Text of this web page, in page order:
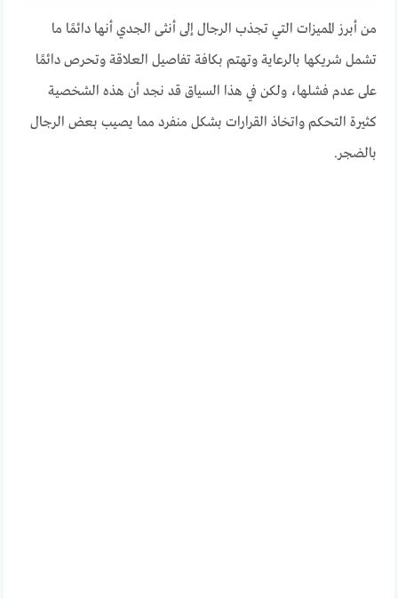
من أبرز المميزات التي تجذب الرجال إلى أنثى الجدي أنها دائمًا ما
تشمل شريكها بالرعاية وتهتم بكافة تفاصيل العلاقة وتحرص دائمًا
على عدم فشلها، ولكن في هذا السياق قد نجد أن هذه الشخصية
كثيرة التحكم واتخاذ القرارات بشكل منفرد مما يصيب بعض الرجال
بالضجر.